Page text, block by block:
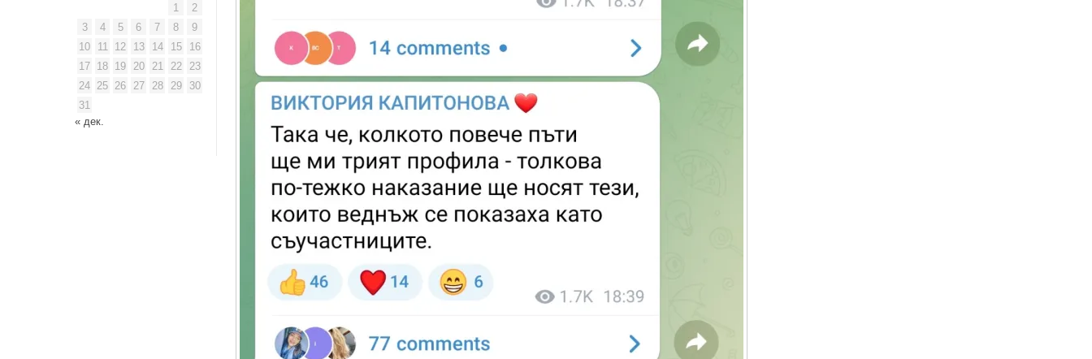
1
2
3
4 5 6 7 8
9
10
11 12 13 14 15
16
17 18 19 20 21 22
23
24 25 26 27 28 29
30
31
« дек.